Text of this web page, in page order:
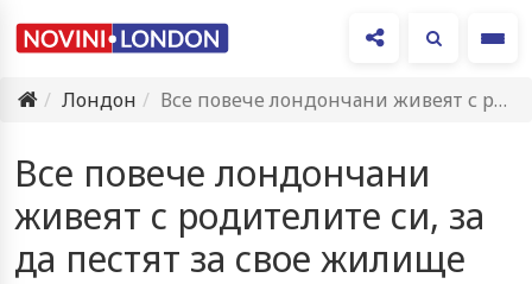
Лондон
Все повече лондончани живеят с родителите си, за да пестят…
Все повече лондончани
живеят с родителите си, за
да пестят за свое жилище